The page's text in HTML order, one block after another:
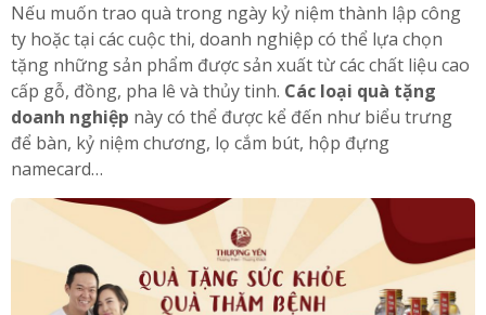
Nếu muốn trao quà trong ngày kỷ niệm thành lập công
ty hoặc tại các cuộc thi, doanh nghiệp có thể lựa chọn
tặng những sản phẩm được sản xuất từ các chất liệu cao
cấp gỗ, đồng, pha lê và thủy tinh. Các loại quà tặng
doanh nghiệp này có thể được kể đến như biểu trưng
để bàn, kỷ niệm chương, lọ cắm bút, hộp đựng
namecard…